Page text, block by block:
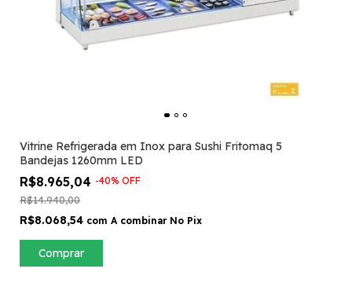
Vitrine Refrigerada em Inox para Sushi Fritomaq 5
Bandejas 1260mm LED
R$8.965,04 -40% OFF
R$14.940,00
R$8.068,54 com A combinar No Pix
Comprar